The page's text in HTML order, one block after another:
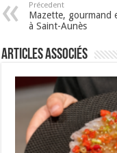
Précedent
Mazette, gourmand
à Saint-Aunès
Articles associés